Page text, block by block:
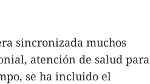
sincronizada muchos
atención de salud para
se ha incluido el